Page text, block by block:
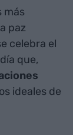
más
paz
celebra el
que,
ideales de